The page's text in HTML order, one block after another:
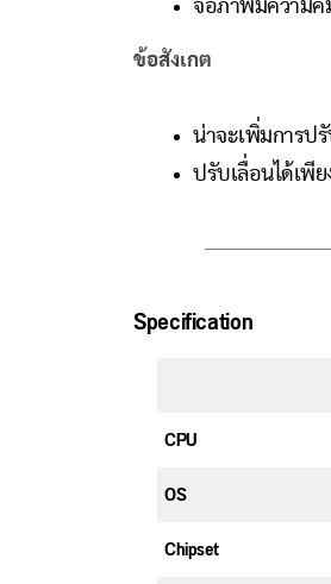
จอภาพมีความค
ข้อสังเกต
น่าจะเพิ่มการปรั
ปรับเลื่อนได้เพีย
Specification
CPU
OS
Chipset